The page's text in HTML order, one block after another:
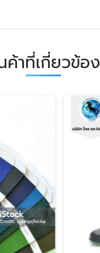
ค้าที่เกี่ยวข้อง